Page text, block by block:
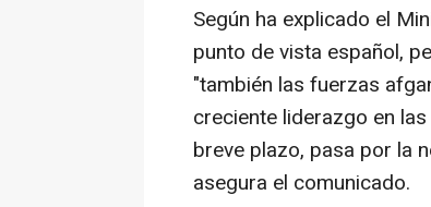
Según ha explicado el
punto de vista español,
"también las fuerzas
creciente liderazgo en
breve plazo, pasa por la
asegura el comunicado.